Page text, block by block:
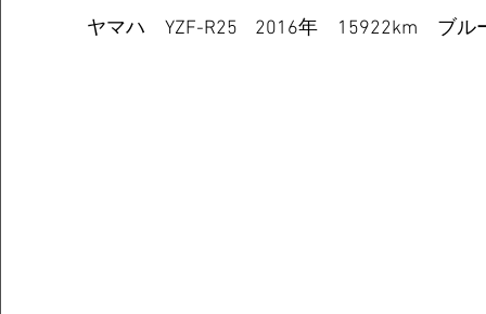
ヤマハ　YZF-R25    2016年　15922km　ブル